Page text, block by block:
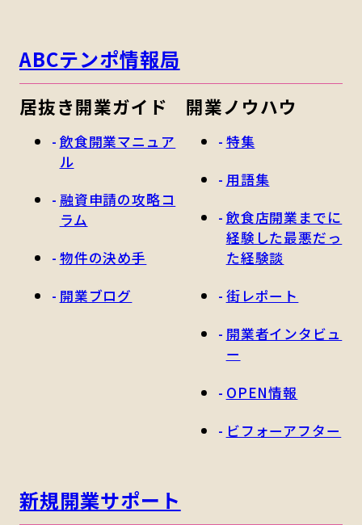
ABCテンポ情報局
居抜き開業ガイド
飲食開業マニュア
ル
融資申請の攻略コ
ラム
物件の決め手
開業ブログ
開業ノウハウ
特集
用語集
飲食店開業までに
経験した最悪だっ
た経験談
街レポート
開業者インタビュ
ー
OPEN情報
ビフォーアフター
新規開業サポート